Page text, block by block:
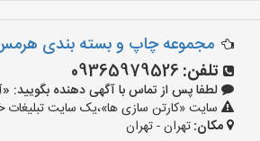
مجموعه چاپ و بسته بندی
تلفن: 09365979526
لطفا پس از تماس با آگهی دهنده بگویید: «آگهی
سایت «کارتن سازی ها»،یک سایت تبلیغات
مکان:تهران - تهران